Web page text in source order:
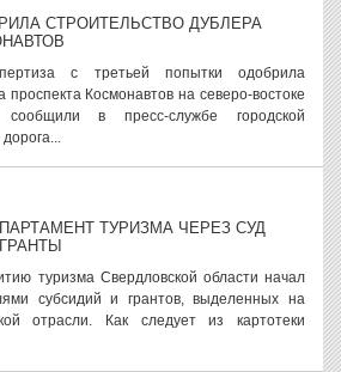
СТРОИТЕЛЬСТВО ДУБЛЕРА
с третьей попытки одобрила
проспекта Космонавтов на северо-востоке
сообщили в пресс-службе городской
ТУРИЗМА ЧЕРЕЗ СУД
туризма Свердловской области начал
субсидий и грантов, выделенных на
отрасли. Как следует из картотеки